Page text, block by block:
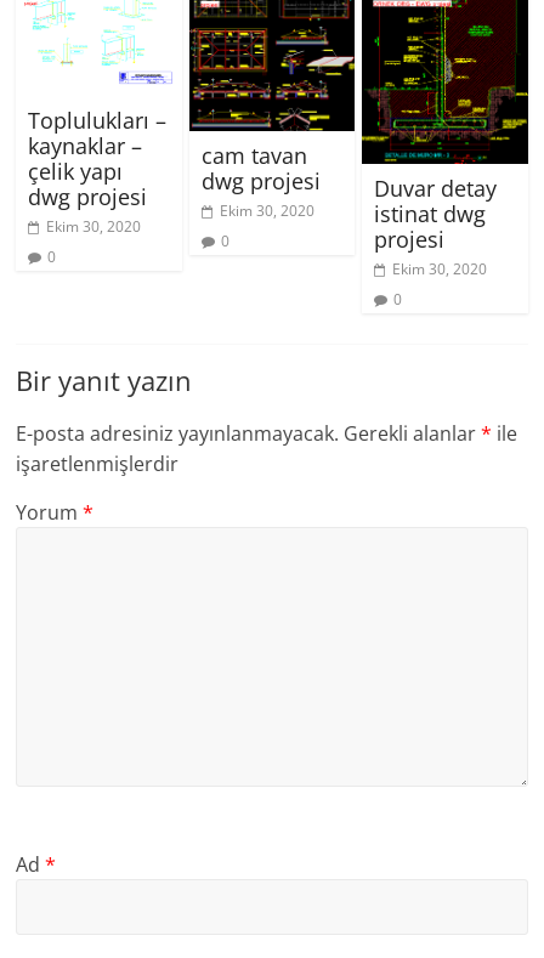
Toplulukları –
kaynaklar –
çelik yapı
dwg projesi
Ekim 30, 2020
0
cam tavan
dwg projesi
Ekim 30, 2020
0
Duvar detay
istinat dwg
projesi
Ekim 30, 2020
0
Bir yanıt yazın
E-posta adresiniz yayınlanmayacak. Gerekli alanlar* ile
işaretlenmişlerdir
Yorum*
Ad*